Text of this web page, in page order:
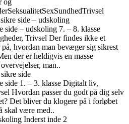
og
SeksualitetSexSundhedTrivsel
side – udskoling
side – udskoling 7. – 8. klasse
Trivsel Der findes ikke et
hvordan man bevæger sig sikrest
der er heldigvis en masse
man..
side
side 1. – 3. klasse Digitalt liv,
Hvordan passer du godt på dig selv
Det bliver du klogere på i forløbet
skal være med..
Inderst inde 2